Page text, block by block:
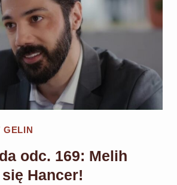
HANCER
ZOSTAJĄ
MĘŻEM
I
ŻONĄ!
GELIN
odc. 169: Melih
Hancer!